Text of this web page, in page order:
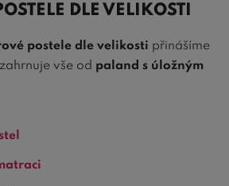
DLE VELIKOSTI
postele dle velikosti přinášíme
vše od paland s úložným
postel pro jednoho, nebo
postele, prohlédněte naši nabídku